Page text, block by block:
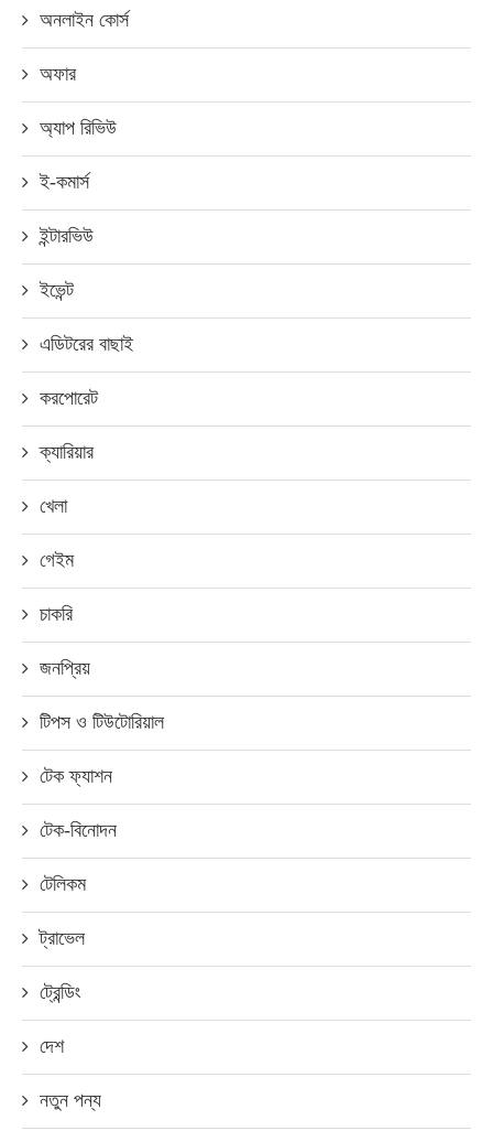
অনলাইন কোর্স
অফার
অ্যাপ রিভিউ
ই-কমার্স
ইন্টারভিউ
ইভেন্ট
এডিটরের বাছাই
করপোরেট
ক্যারিয়ার
খেলা
গেইম
চাকরি
জনপ্রিয়
টিপস ও টিউটোরিয়াল
টেক ফ্যাশন
টেক-বিনোদন
টেলিকম
ট্রাভেল
ট্রেন্ডিং
দেশ
নতুন পন্য